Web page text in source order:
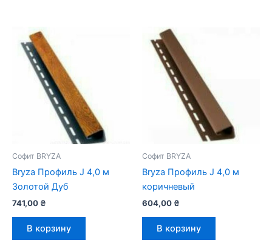
Софит BRYZA
Bryza Профиль J 4,0 м
Золотой Дуб
741,00 ₴
В корзину
Софит BRYZA
Bryza Профиль J 4,0 м
коричневый
604,00 ₴
В корзину